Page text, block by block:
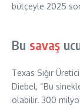
bütçeyle 2025
Bu savaş
Texas Sığır
Diebel, “Bu
olabilir. 300